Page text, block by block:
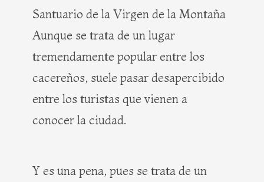
Santuario de la Virgen de la Montaña
Aunque se trata de un lugar
tremendamente popular entre los
cacereños, suele pasar desapercibido
entre los turistas que vienen a
conocer la ciudad.
Y es una pena, pues se trata de un